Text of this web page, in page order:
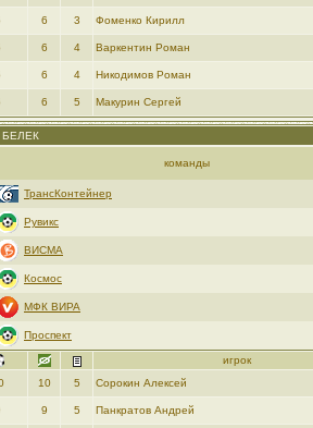
6 3 Фоменко Кирилл
6 4 Варкентин Роман
6 4 Никодимов Роман
6 5 Макурин Сергей
БЕЛЕК
команды
ТрансКонтейнер
Рувикс
ВИСМА
Космос
МФК ВИРА
Проспект
игрок
10 5 Сорокин Алексей
9 5 Панкратов Андрей